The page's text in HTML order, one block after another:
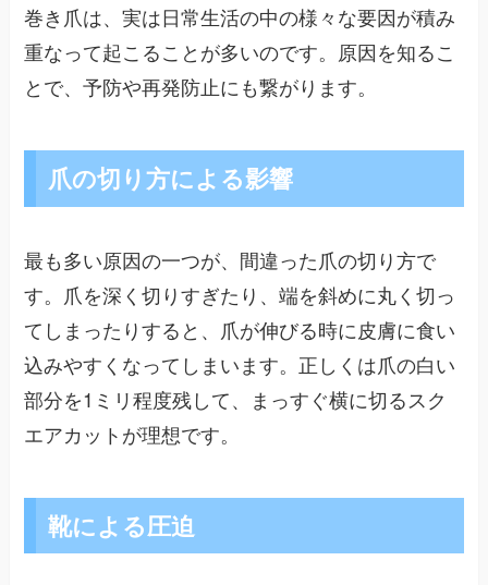
巻き爪は、実は日常生活の中の様々な要因が積み
重なって起こることが多いのです。原因を知るこ
とで、予防や再発防止にも繋がります。
爪の切り方による影響
最も多い原因の一つが、間違った爪の切り方で
す。爪を深く切りすぎたり、端を斜めに丸く切っ
てしまったりすると、爪が伸びる時に皮膚に食い
込みやすくなってしまいます。正しくは爪の白い
部分を1ミリ程度残して、まっすぐ横に切るスク
エアカットが理想です。
靴による圧迫